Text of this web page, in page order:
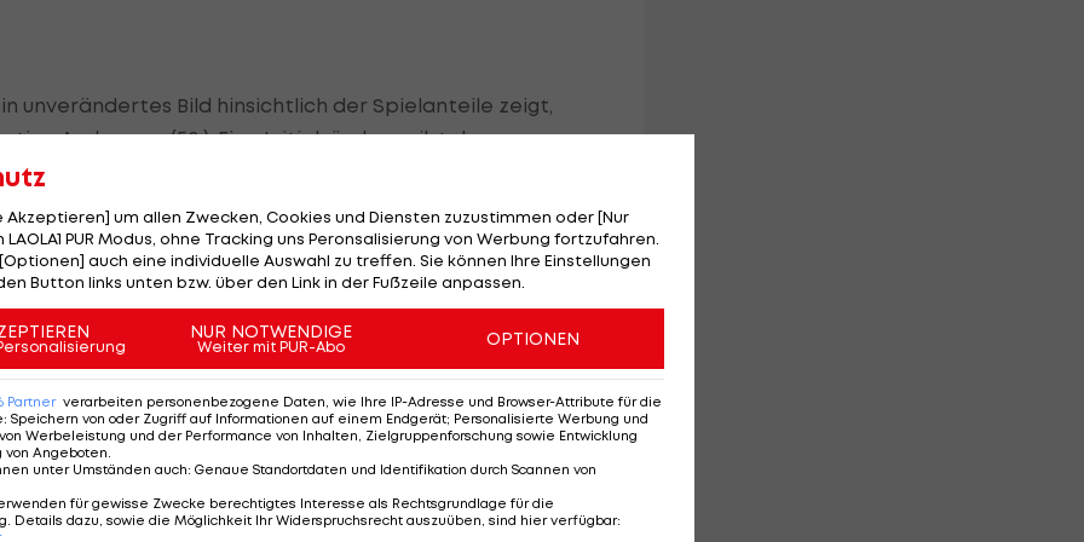
unverändertes Bild hinsichtlich der Spielanteile zeigt,
Andersson (50.). Eine Initialzündung gibt der
da Thuram neun Minuten später seinen Doppelpack
per Volley (82.).
(56 Punkte) anRB Leipzigund Bayer Leverkusen
14. Stelle, vier Punkte vor dem Relegationsrang, der
>>>
Akzeptieren] um allen Zwecken, Cookies und Diensten zuzustimmen oder [Nur
PUR Modus, ohne Tracking uns Peronsalisierung von Werbung fortzufahren.
auch eine individuelle Auswahl zu treffen. Sie können Ihre Einstellungen
Button links unten bzw. über den Link in der Fußzeile anpassen.
NUR NOTWENDIGE
Weiter mit PUR-Abo OPTIONEN
Partner verarbeiten personenbezogene Daten, wie Ihre IP-Adresse und Browser-Attribute für die
: Speichern von oder Zugriff auf Informationen auf einem Endgerät; Personalisierte Werbung und
Werbeleistung und der Performance von Inhalten, Zielgruppenforschung sowie Entwicklung
von Angeboten
unter Umständen auch: Genaue Standortdaten und Identifikation durch Scannen von
für gewisse Zwecke berechtigtes Interesse als Rechtsgrundlage für die
Details dazu, sowie die Möglichkeit Ihr Widerspruchsrecht auszuüben, sind hier verfügbar: